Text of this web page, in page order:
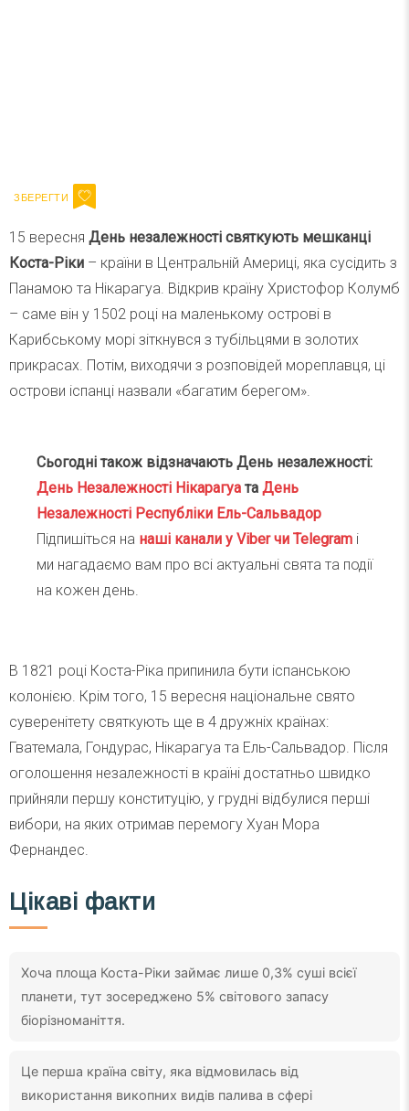
15 вересня День незалежності святкують мешканці
Коста-Ріки – країни в Центральній Америці, яка сусідить з
Панамою та Нікарагуа. Відкрив країну Христофор Колумб
– саме він у 1502 році на маленькому острові в
Карибському морі зіткнувся з тубільцями в золотих
прикрасах. Потім, виходячи з розповідей мореплавця, ці
острови іспанці назвали «багатим берегом».
Сьогодні також відзначають День незалежності:
День Незалежності Нікарагуа та День
Незалежності Республіки Ель-Сальвадор
Підпишіться на наші канали у Viber чи Telegram і
ми нагадаємо вам про всі актуальні свята та події
на кожен день.
В 1821 році Коста-Ріка припинила бути іспанською
колонією. Крім того, 15 вересня національне свято
суверенітету святкують ще в 4 дружніх країнах:
Гватемала, Гондурас, Нікарагуа та Ель-Сальвадор. Після
оголошення незалежності в країні достатньо швидко
прийняли першу конституцію, у грудні відбулися перші
вибори, на яких отримав перемогу Хуан Мора
Фернандес.
Цікаві факти
Хоча площа Коста-Ріки займає лише 0,3% суші всієї
планети, тут зосереджено 5% світового запасу
біорізноманіття.
Це перша країна світу, яка відмовилась від
використання викопних видів палива в сфері